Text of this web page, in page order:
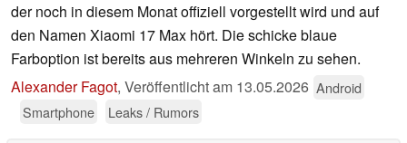
der noch in diesem Monat offiziell vorgestellt wird und auf
den Namen Xiaomi 17 Max hört. Die schicke blaue
Farboption ist bereits aus mehreren Winkeln zu sehen.
Alexander Fagot, Veröffentlicht am 13.05.2026 Android
Smartphone
Leaks / Rumors